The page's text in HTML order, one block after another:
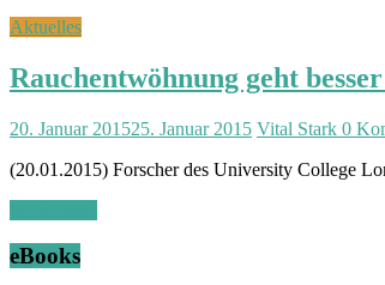
u
d
h
i
|
F
i
t
n
Aktuelles
Rauchentwöhnung geht
20. Januar 201525. Januar 2015 Vital Stark 0
(20.01.2015) Forscher des University College
eBooks